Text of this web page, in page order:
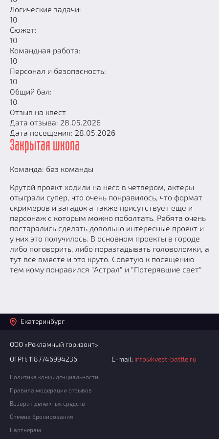
Логические задачи:
10
Сюжет:
10
Командная работа:
10
Персонал и безопасность:
10
Общий бал:
10
Отзыв на квест
Дата отзыва: 28.05.2026
Дата посещения: 28.05.2026
Закрытая школа
Команда: без команды
Крутой проект ходили на него в четвером, актеры
отыграли супер, что очень понравилось, что формат
скримеров и загадок а также присутствует еще и
персонаж с которым можно поболтать. Ребята очень
постарались сделать довольно интересные проект и
у них это получилось. В основном проекты в городе
либо поговорить, либо поразгадывать головоломки, а
тут все вместе и это круто. Советую к посещению
тем кому понравился "Астрал" и "Потерявшие свет"
Екатеринбург
ООО «Рекламный горизонт»
ОГРН: 1187746994236
E-mail: info@kvest-battle.ru
Политика конфиденциальности
Правила модерации отзывов
Возврат денежных средств
Отмена бронирования
Партнерам